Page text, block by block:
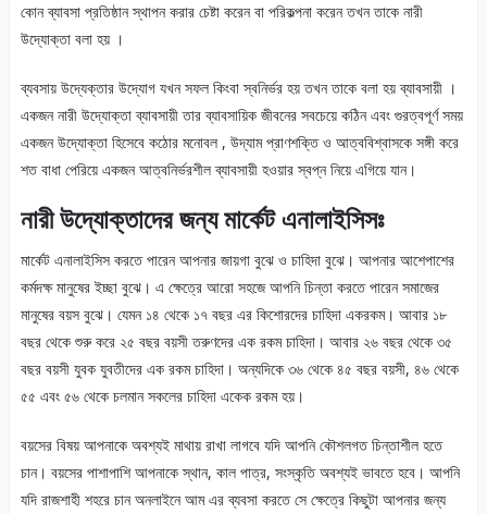
কোন ব্যাবসা প্রতিষ্ঠান স্থাপন করার চেষ্টা করেন বা পরিকল্পনা করেন তখন তাকে নারী
উদ্যোক্তা বলা হয় ।
ব্যবসায় উদ্যেক্তার উদ্যোগ যখন সফল কিংবা স্বনির্ভর হয় তখন তাকে বলা হয় ব্যাবসায়ী ।
একজন নারী উদ্যোক্তা ব্যাবসায়ী তার ব্যাবসায়িক জীবনের সবচেয়ে কঠিন এবং গুরত্বপূর্ণ সময়
একজন উদ্যোক্তা হিসেবে কঠোর মনোবল , উদ্যাম প্রাণশক্তি ও আত্ববিশ্বাসকে সঙ্গী করে
শত বাধা পেরিয়ে একজন আত্বনির্ভরশীল ব্যাবসায়ী হওয়ার স্বপ্ন নিয়ে এগিয়ে যান।
নারী উদ্যোক্তাদের জন্য মার্কেট এনালাইসিসঃ
মার্কেট এনালাইসিস করতে পারেন আপনার জায়গা বুঝে ও চাহিদা বুঝে। আপনার আশেপাশের
কর্মদক্ষ মানুষের ইচ্ছা বুঝে। এ ক্ষেত্রে আরো সহজে আপনি চিন্তা করতে পারেন সমাজের
মানুষের বয়স বুঝে। যেমন ১৪ থেকে ১৭ বছর এর কিশোরদের চাহিদা একরকম। আবার ১৮
বছর থেকে শুরু করে ২৫ বছর বয়সী তরুণদের এক রকম চাহিদা। আবার ২৬ বছর থেকে ৩৫
বছর বয়সী যুবক যুবতীদের এক রকম চাহিদা। অন্যদিকে ৩৬ থেকে ৪৫ বছর বয়সী, ৪৬ থেকে
৫৫ এবং ৫৬ থেকে চলমান সকলের চাহিদা একেক রকম হয়।
বয়সের বিষয় আপনাকে অবশ্যই মাথায় রাখা লাগবে যদি আপনি কৌশলগত চিন্তাশীল হতে
চান। বয়সের পাশাপাশি আপনাকে স্থান, কাল পাত্র, সংস্কৃতি অবশ্যই ভাবতে হবে। আপনি
যদি রাজশাহী শহরে চান অনলাইনে আম এর ব্যবসা করতে সে ক্ষেত্রে কিছুটা আপনার জন্য